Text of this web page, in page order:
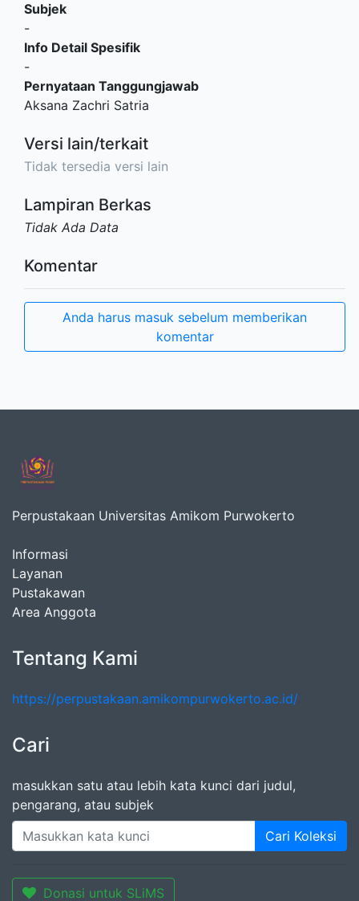
Subjek
-
Info Detail Spesifik
-
Pernyataan Tanggungjawab
Aksana Zachri Satria
Versi lain/terkait
Tidak tersedia versi lain
Lampiran Berkas
Tidak Ada Data
Komentar
Anda harus masuk sebelum memberikan
komentar
Perpustakaan Universitas Amikom Purwokerto
Informasi
Layanan
Pustakawan
Area Anggota
Tentang Kami
https://perpustakaan.amikompurwokerto.ac.id/
Cari
masukkan satu atau lebih kata kunci dari judul,
pengarang, atau subjek
Cari Koleksi
Donasi untuk SLiMS